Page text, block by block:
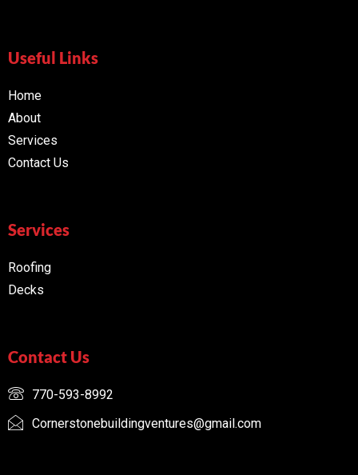
Useful Links
Home
About
Services
Contact Us
Services
Roofing
Decks
Contact Us
770-593-8992
Cornerstonebuildingventures@gmail.com